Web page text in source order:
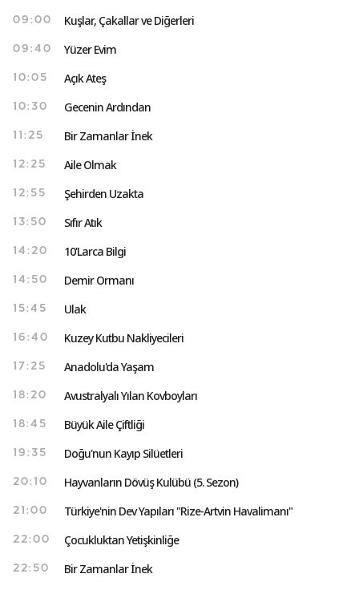
09:00 Kuşlar, Çakallar ve Diğerleri
09:40 Yüzer Evim
10:05 Açık Ateş
10:30 Gecenin Ardından
11:25 Bir Zamanlar İnek
12:25 Aile Olmak
12:55 Şehirden Uzakta
13:50 Sıfır Atık
14:20 10'Larca Bilgi
14:50 Demir Ormanı
15:45 Ulak
16:40 Kuzey Kutbu Nakliyecileri
17:25 Anadolu'da Yaşam
18:20 Avustralyalı Yılan Kovboyları
18:45 Büyük Aile Çiftliği
19:35 Doğu'nun Kayıp Silüetleri
20:10 Hayvanların Dövüş Kulübü (5. Sezon)
21:00 Türkiye'nin Dev Yapıları "Rize-Artvin Havalimanı"
22:00 Çocukluktan Yetişkinliğe
22:50 Bir Zamanlar İnek